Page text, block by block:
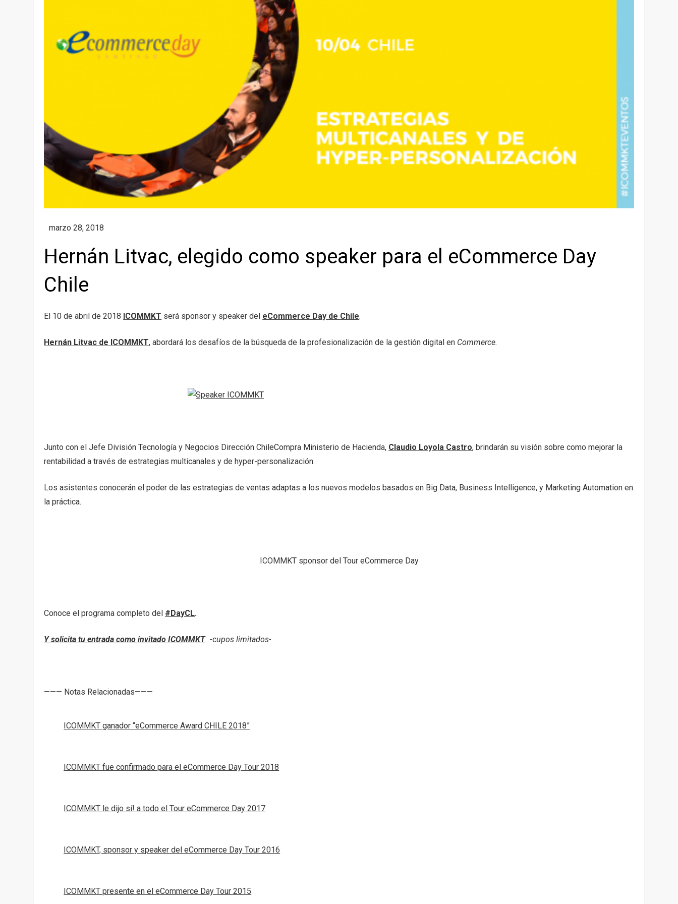
Hernán Litvac, elegido como speaker para el eCommerce Day
Chile
El 10 de abril de 2018 ICOMMKT será sponsor y speaker del eCommerce Day de Chile.
Hernán Litvac de ICOMMKT, abordará los desafíos de la búsqueda de la profesionalización de la gestión digital en Commerce.
Junto con el Jefe División Tecnología y Negocios Dirección ChileCompra Ministerio de Hacienda, Claudio Loyola Castro, brindarán su visión sobre como mejorar la
rentabilidad a través de estrategias multicanales y de hyper-personalización.
Los asistentes conocerán el poder de las estrategias de ventas adaptas a los nuevos modelos basados en Big Data, Business Intelligence, y Marketing Automation en
la práctica.
ICOMMKT sponsor del Tour eCommerce Day
Conoce el programa completo del #DayCL.
Y solicita tu entrada como invitado ICOMMKT -cupos limitados-
——— Notas Relacionadas———
ICOMMKT ganador “eCommerce Award CHILE 2018”
ICOMMKT fue confirmado para el eCommerce Day Tour 2018
ICOMMKT le dijo sí! a todo el Tour eCommerce Day 2017
ICOMMKT, sponsor y speaker del eCommerce Day Tour 2016
ICOMMKT presente en el eCommerce Day Tour 2015